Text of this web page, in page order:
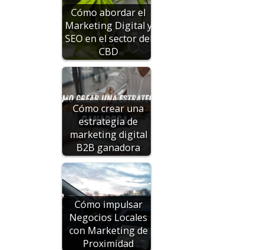
Cómo abordar el
Marketing Digital y
SEO en el sector del
CBD
Cómo crear una
estrategia de
marketing digital
B2B ganadora
Cómo impulsar
Negocios Locales
con Marketing de
Proximidad